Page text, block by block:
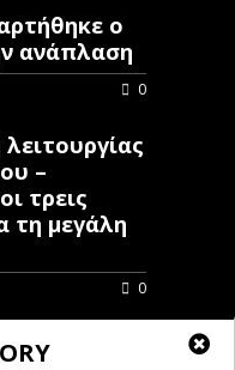
ο
ανάπλαση
0
–
τρεις
τη μεγάλη
0
για